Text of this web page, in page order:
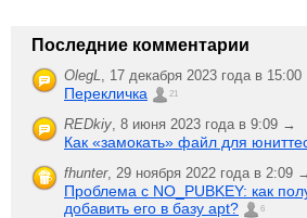
Последние комментарии
OlegL, 17 декабря 2023 года в
Перекличка 21
REDkiy, 8 июня 2023 года в 9:09 →
Как «замокать» файл для
fhunter, 29 ноября 2022 года в 2:09
Проблема с NO_PUBKEY: как
добавить его в базу apt?
6